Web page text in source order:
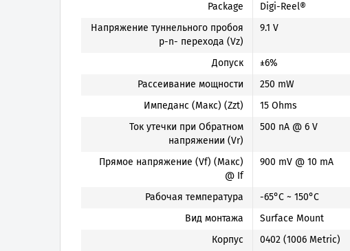
Package
Digi-Reel®
Напряжение туннельного пробоя
p-n- перехода (Vz)
9.1 V
Допуск
±6%
Рассеивание мощности
250 mW
Импеданс (Макс) (Zzt)
15 Ohms
Ток утечки при Обратном
напряжении (Vr)
500 nA @ 6 V
Прямое напряжение (Vf) (Макс)
@ If
900 mV @ 10 mA
Рабочая температура
-65°C ~ 150°C
Вид монтажа
Surface Mount
Корпус
0402 (1006 Metric)